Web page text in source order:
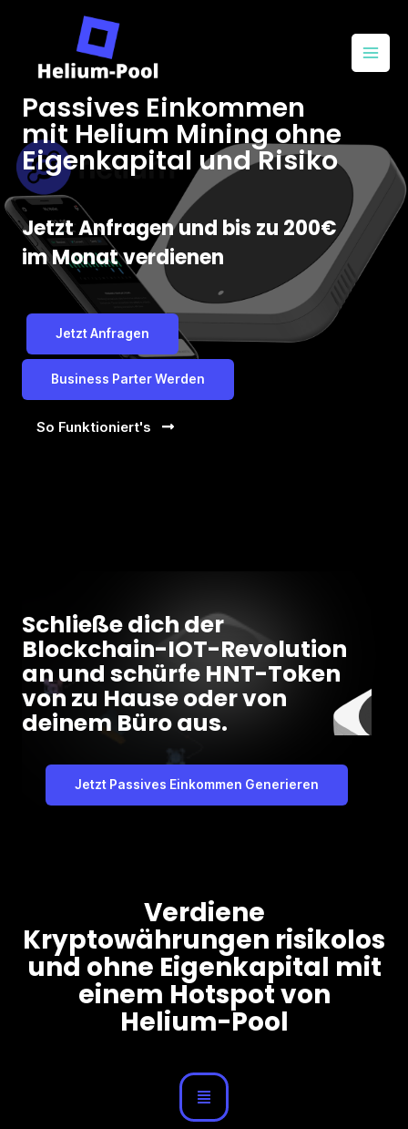
Passives Einkommen
mit Helium Mining ohne
Eigenkapital und Risiko
Jetzt Anfragen und bis zu 200€
im Monat verdienen
Jetzt Anfragen
Business Parter Werden
So Funktioniert's
Schließe dich der
Blockchain-IOT-Revolution
an und schürfe HNT-Token
von zu Hause oder von
deinem Büro aus.
Jetzt Passives Einkommen Generieren
Verdiene
Kryptowährungen risikolos
und ohne Eigenkapital mit
einem Hotspot von
Helium-Pool